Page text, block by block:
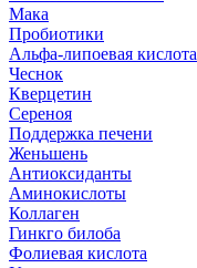
Мака
Пробиотики
Альфа-липоевая кислота
Чеснок
Кверцетин
Сереноя
Поддержка печени
Женьшень
Антиоксиданты
Аминокислоты
Коллаген
Гинкго билоба
Фолиевая кислота